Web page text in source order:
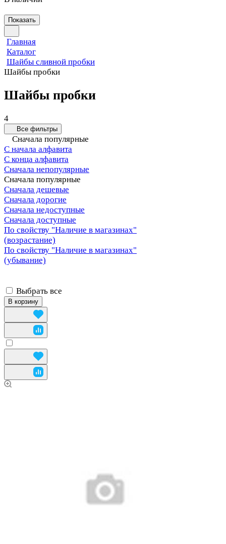
Показать
Главная
Каталог
Шайбы сливной пробки
Шайбы пробки
Шайбы пробки
4
Все фильтры
Сначала популярные
С начала алфавита
С конца алфавита
Сначала непопулярные
Сначала популярные
Сначала дешевые
Сначала дорогие
Сначала недоступные
Сначала доступные
По свойству "Наличие в магазинах"
(возрастание)
По свойству "Наличие в магазинах"
(убывание)
Выбрать все
В корзину